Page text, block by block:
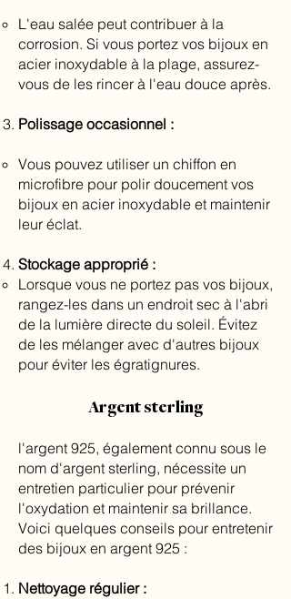
L'eau salée peut contribuer à la
corrosion. Si vous portez vos bijoux en
acier inoxydable à la plage, assurez-
vous de les rincer à l'eau douce après.
Polissage occasionnel :
Vous pouvez utiliser un chiffon en
microfibre pour polir doucement vos
bijoux en acier inoxydable et maintenir
leur éclat.
Stockage approprié :
Lorsque vous ne portez pas vos bijoux,
rangez-les dans un endroit sec à l'abri
de la lumière directe du soleil. Évitez
de les mélanger avec d'autres bijoux
pour éviter les égratignures.
Argent sterling
l'argent 925, également connu sous le
nom d'argent sterling, nécessite un
entretien particulier pour prévenir
l'oxydation et maintenir sa brillance.
Voici quelques conseils pour entretenir
des bijoux en argent 925 :
Nettoyage régulier :